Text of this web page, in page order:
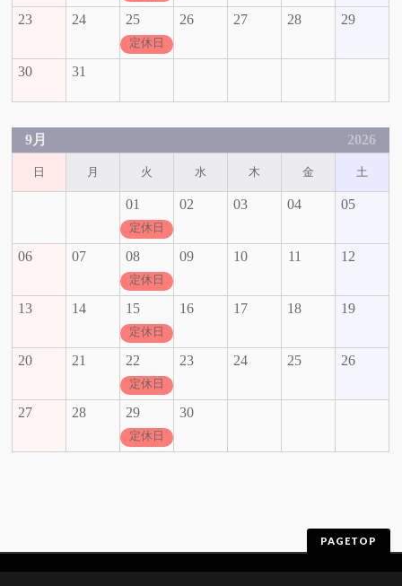
23 24 25
定休日
26 27 28 29
30 31
9月 2026
日 月 火 水 木 金 土
01
定休日
02 03 04 05
06 07 08
定休日
09 10 11 12
13 14 15
定休日
16 17 18 19
20 21 22
定休日
23 24 25 26
27 28 29
定休日
30
PAGETOP